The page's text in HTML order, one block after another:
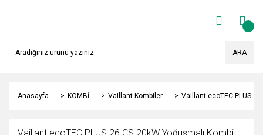
ARA
Anasayfa KOMBİ Vaillant Kombiler Vaillant ecoTEC PLUS